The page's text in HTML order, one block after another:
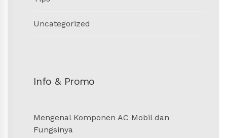
Uncategorized
Info & Promo
Mengenal Komponen AC Mobil dan
Fungsinya